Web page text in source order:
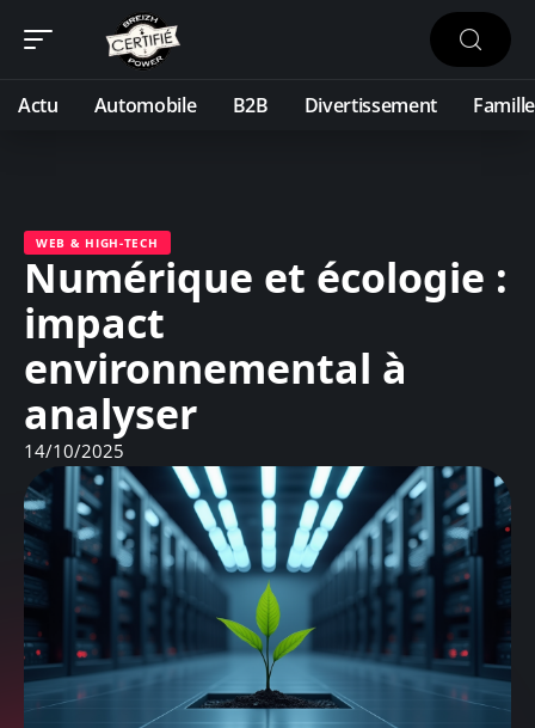
Actu Automobile B2B Divertissement Famille
WEB & HIGH-TECH
Numérique et écologie :
impact
environnemental à
analyser
14/10/2025